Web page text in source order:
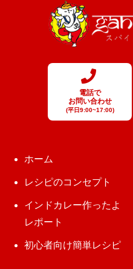
電話で
お問い合わせ
(平日9:00~17:00)
ホーム
レシピのコンセプト
インドカレー作ったよ
レポート
初心者向け簡単レシピ